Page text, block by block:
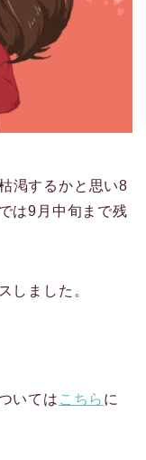
渇するかと思い8
は9月中旬まで残
しました。
いては こちら に